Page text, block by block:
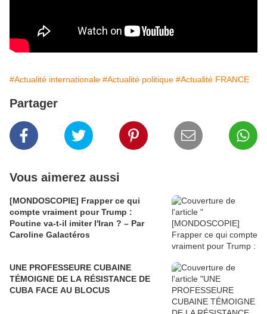
#Actualité internationale #Actualité politique #Actualité FRANCE
Partager
Vous aimerez aussi
[MONDOSCOPIE] Frapper ce qui
compte vraiment pour Trump :
Poutine va-t-il imiter l'Iran ? – Par
Caroline Galactéros
UNE PROFESSEURE CUBAINE
TÉMOIGNE DE LA RÉSISTANCE DE
CUBA FACE AU BLOCUS